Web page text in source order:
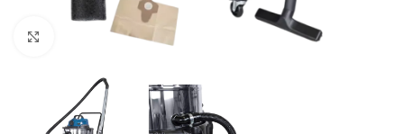
Klikni za uvećavanje